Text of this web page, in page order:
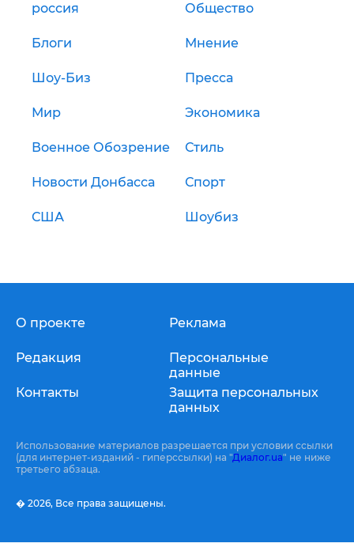
россия Общество
Блоги Мнение
Шоу-Биз Пресса
Мир Экономика
Военное Обозрение Стиль
Новости Донбасса Спорт
США Шоубиз
О проекте
Редакция
Контакты
Реклама
Персональные
данные
Защита персональных
данных
Использование материалов разрешается при условии ссылки
(для интернет-изданий - гиперссылки) на "Диалог.ua" не ниже
третьего абзаца.
� 2026, Все права защищены.